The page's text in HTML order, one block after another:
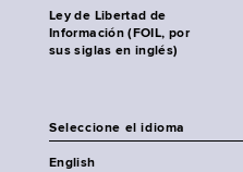
Ley de Libertad de
Información (FOIL, por
sus siglas en inglés)
Seleccione el idioma
English